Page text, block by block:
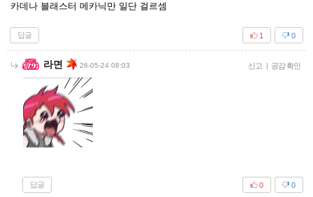
카데나 블래스터 메카닉만 일단 걸르셈
답글 0
1
라면 26-05-24 08:03 신고 | 공감 확인
답글 0
0